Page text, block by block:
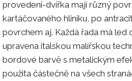
provedení-dvířka mají různý
kartáčovaného hliníku, po
povrchem aj. Každá řada má led
upravena italskou malířskou
bordové barvě s metalickým
použita částečně na všech